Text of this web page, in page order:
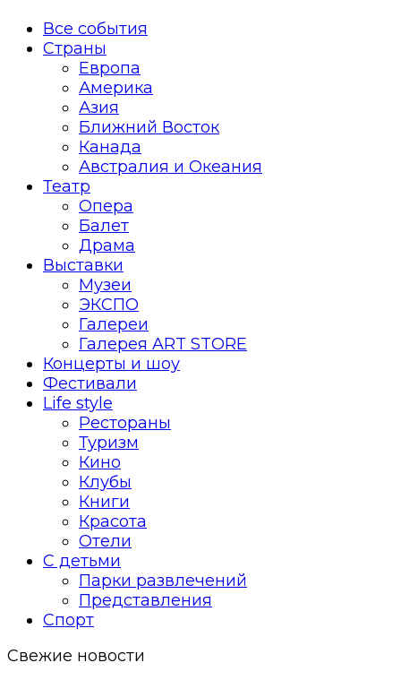
Все события
Страны
Европа
Америка
Азия
Ближний Восток
Канада
Австралия и Океания
Театр
Опера
Балет
Драма
Выставки
Музеи
ЭКСПО
Галереи
Галерея ART STORE
Концерты и шоу
Фестивали
Life style
Рестораны
Туризм
Кино
Клубы
Книги
Красота
Отели
С детьми
Парки развлечений
Представления
Спорт
Свежие новости